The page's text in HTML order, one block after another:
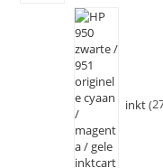
inkt